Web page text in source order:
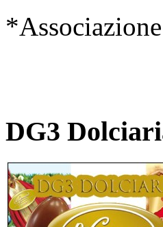
DG3